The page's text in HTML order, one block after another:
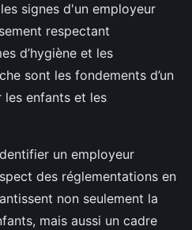
signes d'un employeur
respectant
d’hygiène et les
sont les fondements d’un
les enfants et les
un employeur
des réglementations en
non seulement la
mais aussi un cadre